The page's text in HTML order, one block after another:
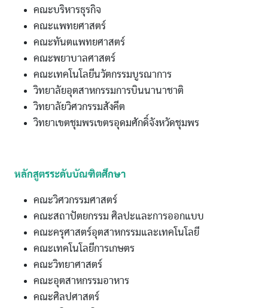
คณะบริหารธุรกิจ
คณะแพทยศาสตร์
คณะทันตแพทยศาสตร์
คณะพยาบาลศาสตร์
คณะเทคโนโลยีนวัตกรรมบูรณาการ
วิทยาลัยอุตสาหกรรมการบินนานาชาติ
วิทยาลัยวิศวกรรมสังคีต
วิทยาเขตชุมพรเขตรอุดมศักดิ์จังหวัดชุมพร
หลักสูตรระดับบัณฑิตศึกษา
คณะวิศวกรรมศาสตร์
คณะสถาปัตยกรรม ศิลปะและการออกแบบ
คณะครุศาสตร์อุตสาหกรรมและเทคโนโลยี
คณะเทคโนโลยีการเกษตร
คณะวิทยาศาสตร์
คณะอุตสาหกรรมอาหาร
คณะศิลปศาสตร์